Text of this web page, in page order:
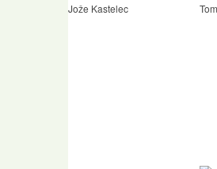
Jože Kastelec